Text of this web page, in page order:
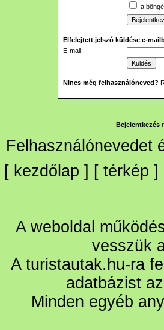
a
Elfelejtett jelszó küldése e-
E-mail:
Nincs még felhasználóneved?
Bejelentkezés
Felhasználónevedet
[ kezdőlap ] [ térkép ]
A weboldal
vesszük
A turistautak.hu-ra
adatbázist
Minden egyéb